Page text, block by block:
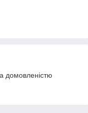
домовленістю